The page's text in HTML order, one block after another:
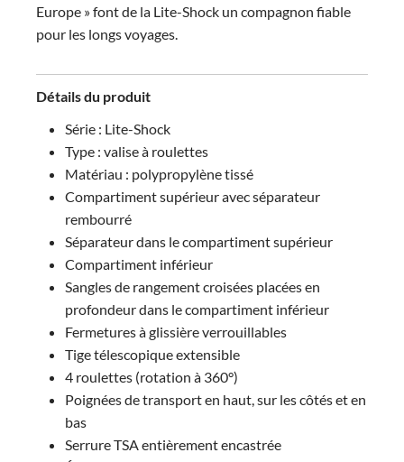
Europe » font de la Lite-Shock un compagnon fiable
pour les longs voyages.
Détails du produit
Série : Lite-Shock
Type : valise à roulettes
Matériau : polypropylène tissé
Compartiment supérieur avec séparateur
rembourré
Séparateur dans le compartiment supérieur
Compartiment inférieur
Sangles de rangement croisées placées en
profondeur dans le compartiment inférieur
Fermetures à glissière verrouillables
Tige télescopique extensible
4 roulettes (rotation à 360°)
Poignées de transport en haut, sur les côtés et en
bas
Serrure TSA entièrement encastrée